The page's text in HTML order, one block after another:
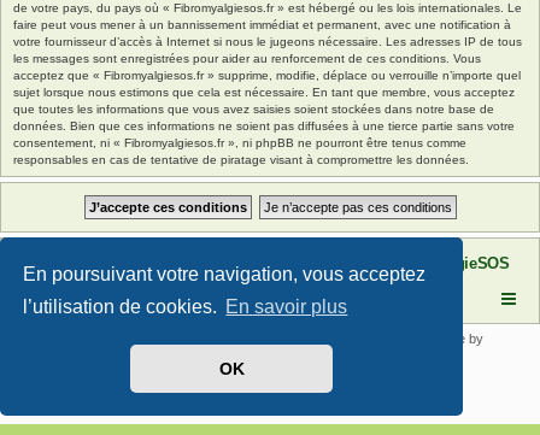
En poursuivant votre navigation, vous acceptez
l’utilisation de cookies. En savoir plus
OK
de votre pays, du pays où « Fibromyalgiesos.fr » est hébergé ou les lois internationales. Le
faire peut vous mener à un bannissement immédiat et permanent, avec une notification à
votre fournisseur d’accès à Internet si nous le jugeons nécessaire. Les adresses IP de tous
les messages sont enregistrées pour aider au renforcement de ces conditions. Vous
acceptez que « Fibromyalgiesos.fr » supprime, modifie, déplace ou verrouille n’importe quel
sujet lorsque nous estimons que cela est nécessaire. En tant que membre, vous acceptez
que toutes les informations que vous avez saisies soient stockées dans notre base de
données. Bien que ces informations ne soient pas diffusées à une tierce partie sans votre
consentement, ni « Fibromyalgiesos.fr », ni phpBB ne pourront être tenus comme
responsables en cas de tentative de piratage visant à compromettre les données.
Site FibromyalgieSOS Forum de l'association FibromyalgieSOS
® Forum Software © phpBB Limited | SE Square by
Traduit par